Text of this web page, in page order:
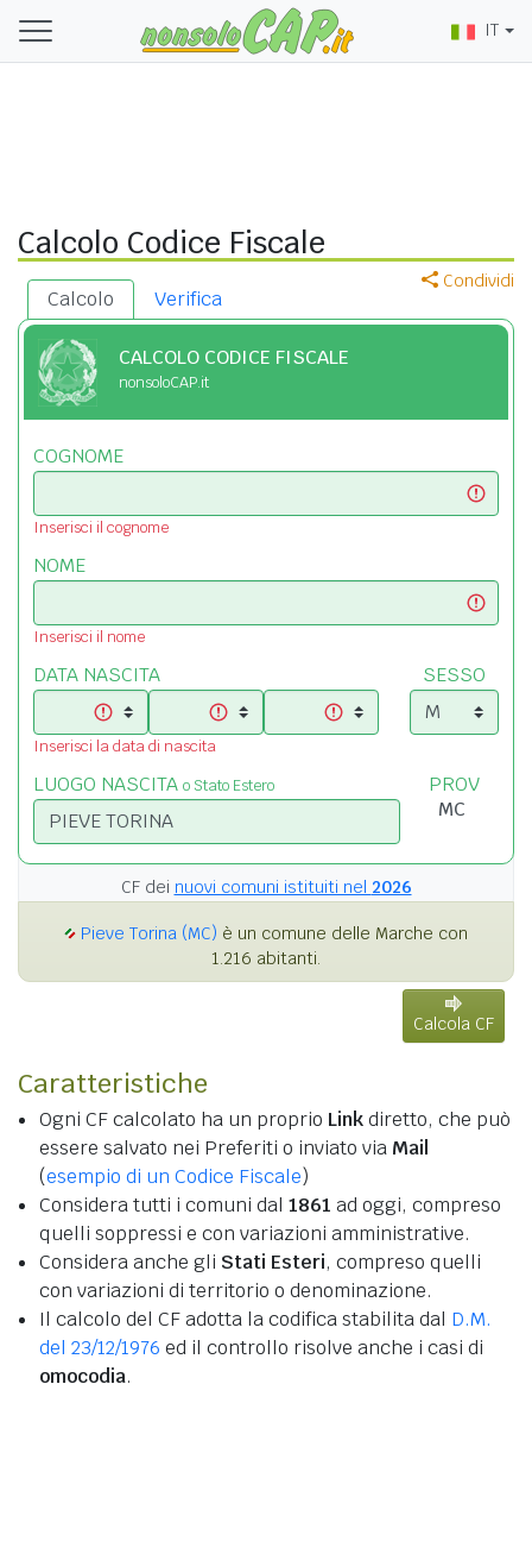
IT
Calcolo Codice Fiscale
Condividi
Calcolo Verifica
CALCOLO CODICE FISCALE
nonsoloCAP.it
COGNOME
Inserisci il cognome
NOME
Inserisci il nome
DATA NASCITA
Inserisci la data di nascita
SESSO
LUOGO NASCITA o Stato Estero PROV
CF dei nuovi comuni istituiti nel 2026
Pieve Torina (MC) è un comune delle Marche con
1.216 abitanti.
Calcola CF
Caratteristiche
Ogni CF calcolato ha un proprio Linkdiretto, che può
essere salvato nei Preferiti o inviato via Mail
(esempio di un Codice Fiscale)
Considera tutti i comuni dal 1861 ad oggi, compreso
quelli soppressi e con variazioni amministrative.
Considera anche gli Stati Esteri, compreso quelli
con variazioni di territorio o denominazione.
Il calcolo del CF adotta la codifica stabilita dal D.M.
del 23/12/1976 ed il controllo risolve anche i casi di
omocodia.